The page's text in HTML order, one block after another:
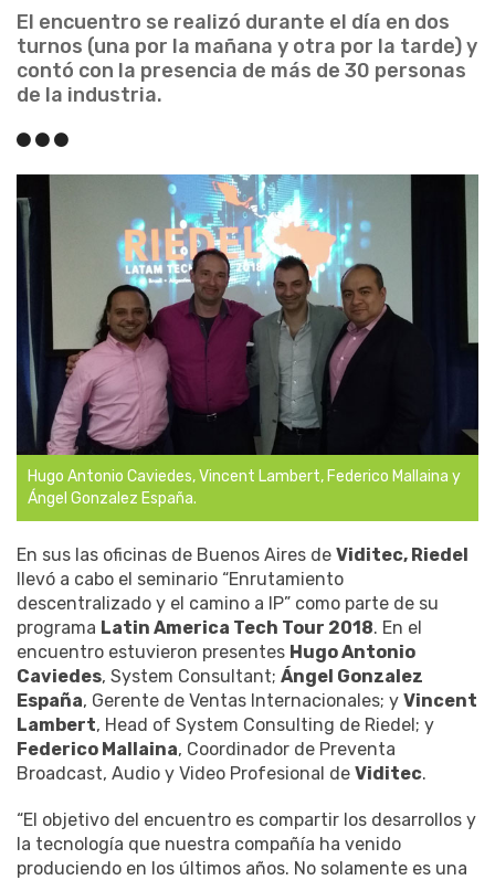
El encuentro se realizó durante el día en dos
turnos (una por la mañana y otra por la tarde) y
contó con la presencia de más de 30 personas
de la industria.
Hugo Antonio Caviedes, Vincent Lambert, Federico Mallaina y
Ángel Gonzalez España.
En sus las oficinas de Buenos Aires de Viditec, Riedel
llevó a cabo el seminario “Enrutamiento
descentralizado y el camino a IP” como parte de su
programa Latin America Tech Tour 2018. En el
encuentro estuvieron presentes Hugo Antonio
Caviedes, System Consultant; Ángel Gonzalez
España, Gerente de Ventas Internacionales; y Vincent
Lambert, Head of System Consulting de Riedel; y
Federico Mallaina, Coordinador de Preventa
Broadcast, Audio y Video Profesional de Viditec.
“El objetivo del encuentro es compartir los desarrollos y
la tecnología que nuestra compañía ha venido
produciendo en los últimos años. No solamente es una